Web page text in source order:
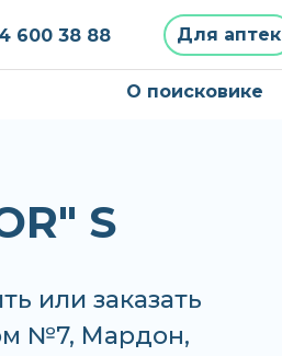
600 38 88 Для аптек
О поисковике
S
или заказать
№7, Мардон,